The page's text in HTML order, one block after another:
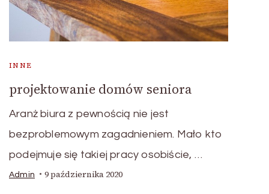
INNE
projektowanie domów seniora
Aranż biura z pewnością nie jest
bezproblemowym zagadnieniem. Mało kto
podejmuje się takiej pracy osobiście, …
Admin 9 października 2020